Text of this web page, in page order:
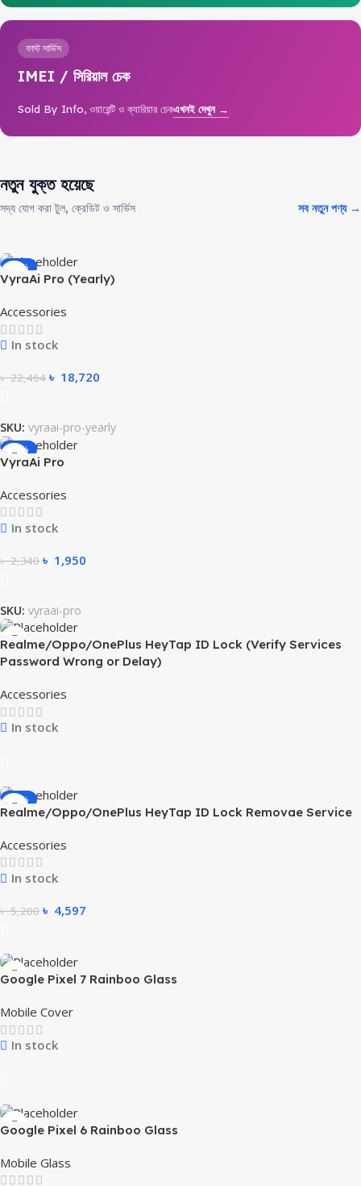
ফাস্ট সার্ভিস
IMEI / সিরিয়াল চেক
Sold By Info, ওয়ারেন্টি ও ক্যারিয়ার চেকএখনই দেখুন →
নতুন যুক্ত হয়েছে
সদ্য যোগ করা টুল, ক্রেডিট ও সার্ভিস সব নতুন পণ্য →
-17%
VyraAi Pro (Yearly)
Accessories
In stock
৳22,464 ৳ 18,720
SKU: vyraai-pro-yearly
-17%
VyraAi Pro
Accessories
In stock
৳2,340 ৳ 1,950
SKU: vyraai-pro
Realme/Oppo/OnePlus HeyTap ID Lock (Verify Services
Password Wrong or Delay)
Accessories
In stock
-12%
Realme/Oppo/OnePlus HeyTap ID Lock Removae Service
Accessories
In stock
৳5,200 ৳ 4,597
Google Pixel 7 Rainboo Glass
Mobile Cover
In stock
Google Pixel 6 Rainboo Glass
Mobile Glass